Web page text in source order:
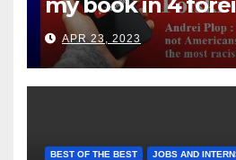
languages
APR 23, 2023
BEST OF THE BEST JOBS AND